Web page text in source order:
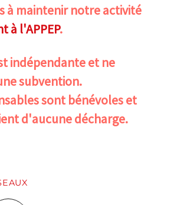
à maintenir notre activité
à l'APPEP.
indépendante et ne
subvention.
sont bénévoles et
d'aucune décharge.